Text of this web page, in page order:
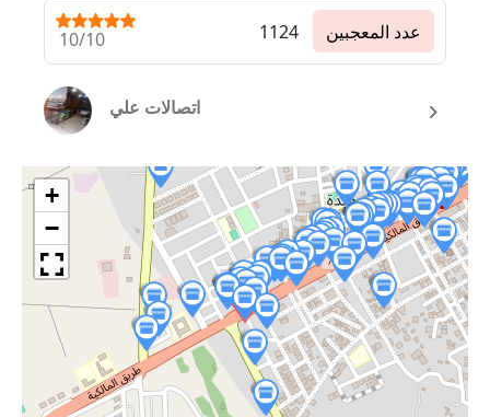
10/10 1124 عدد المعجبين
اتصالات علي
+
−